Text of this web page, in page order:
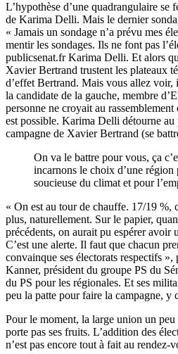
L’hypothèse d’une quadrangulaire se
de Karima Delli. Mais le dernier
« Jamais un sondage n’a prévu mes
mentir les sondages. Ils ne font pas
publicsenat.fr Karima Delli. Et alors
Xavier Bertrand trustent les plateaux
d’effet Bertrand. Mais vous allez
la candidate de la gauche, membre
personne ne croyait au
est possible. Karima Delli détourne au
campagne de Xavier Bertrand (se
On va le battre pour vous, ça
incarnons le choix d’une région
soucieuse du climat et pour
« On est au tour de chauffe. 17/19 %,
plus, naturellement. Sur le papier,
précédents, on aurait pu espérer avoir
C’est une alerte. Il faut que chacun
convainque ses électorats respectifs
Kanner, président du groupe PS du
du PS pour les régionales. Et ses
peu la patte pour faire la campagne, y
Pour le moment, la large union un peu
porte pas ses fruits. L’addition des
n’est pas encore tout à fait au rendez-